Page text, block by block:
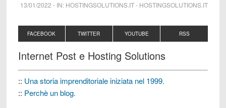
13/01/2022 - IN: HOSTINGSOLUTIONS.IT- HOSTINGSOLUTIONS.IT
FACEBOOK TWITTER YOUTUBE RSS
Internet Post e Hosting Solutions
:: Una storia imprenditoriale iniziata nel 1999.
:: Perchè un blog.